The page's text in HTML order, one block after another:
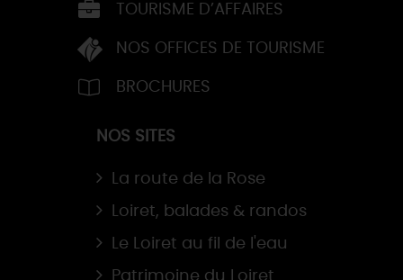
TOURISME D’AFFAIRES
NOS OFFICES DE TOURISME
BROCHURES
NOS SITES
La route de la Rose
Loiret, balades & randos
Le Loiret au fil de l'eau
Patrimoine du Loiret